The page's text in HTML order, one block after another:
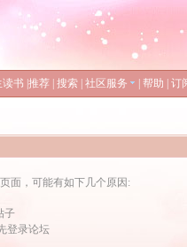
读书 推荐 搜索 社区服务 帮助 订
面，可能有如下几个原因:
子
登录论坛